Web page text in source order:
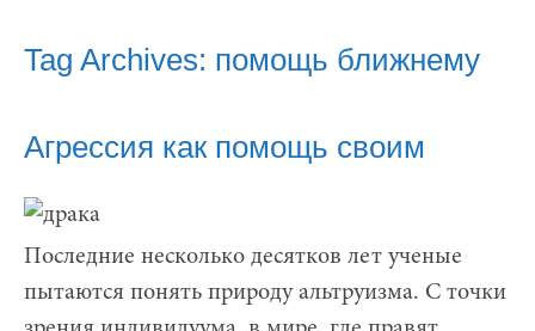
Tag Archives: помощь ближнему
Агрессия как помощь своим
Последние несколько десятков лет ученые
пытаются понять природу альтруизма. С точки